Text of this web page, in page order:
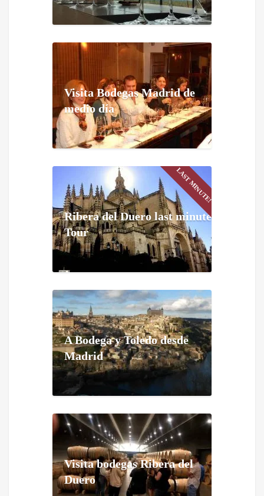
Visita Bodegas Madrid de
medio día
LAST MINUTE!
Ribera del Duero last minute
Tour
A Bodega y Toledo desde
Madrid
Visita bodegas Ribera del
Duero